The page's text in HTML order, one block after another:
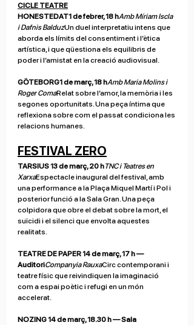
CICLE TEATRE
HONESTEDAT1 de febrer, 18 hAmb Míriam Iscla
i Dafnis BalduzUn duel interpretatiu intens que
aborda els límits del consentiment i l’ètica
artística, i que qüestiona els equilibris de
poder i l’amistat en la creació audiovisual.
GÖTEBORG1 de març, 18 hAmb Maria Molins i
Roger ComaRelat sobre l’amor, la memòria i les
segones oportunitats. Una peça íntima que
reflexiona sobre com el passat condiciona les
relacions humanes.
FESTIVAL ZERO
TARSIUS 13 de març, 20 hTNC i Teatres en
XarxaEspectacle inaugural del festival, amb
una performance a la Plaça Miquel Martí i Pol i
posterior funció a la Sala Gran. Una peça
colpidora que obre el debat sobre la mort, el
suïcidi i el silenci que envolta aquestes
realitats.
TEATRE DE PAPER 14 de març, 17 h —
AuditoriCompanyia RauxaCirc contemporani i
teatre físic que reivindiquen la imaginació
com a espai poètic i refugi en un món
accelerat.
NOZING 14 de març, 18.30 h — Sala